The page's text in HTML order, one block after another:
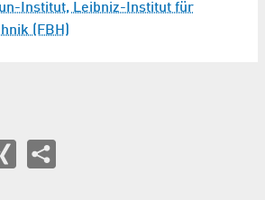
Institut, Leibniz-Institut für
(FBH)